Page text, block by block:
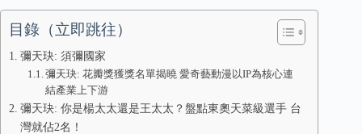
目錄（立即跳往）
彌天玦: 須彌國家
彌天玦: 花瓣獎獲獎名單揭曉 愛奇藝動漫以IP為核心連
結產業上下游
彌天玦: 你是楊太太還是王太太？盤點東奧天菜級選手 台
灣就佔2名！